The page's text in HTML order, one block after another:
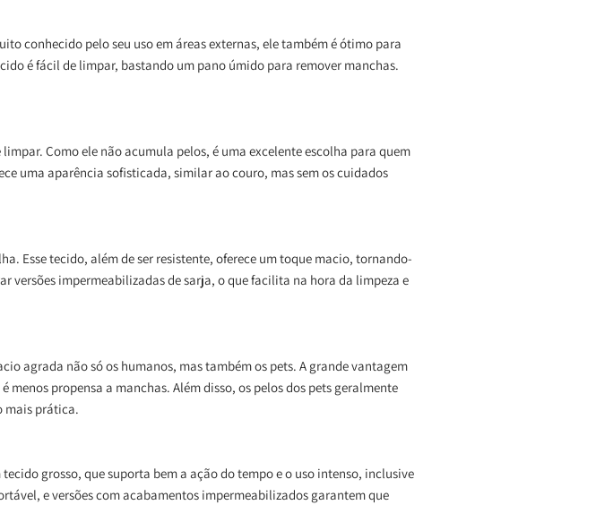
conhecido pelo seu uso em áreas externas, ele também é ótimo para
é fácil de limpar, bastando um pano úmido para remover manchas.
Como ele não acumula pelos, é uma excelente escolha para quem
uma aparência sofisticada, similar ao couro, mas sem os cuidados
Esse tecido, além de ser resistente, oferece um toque macio, tornando-
versões impermeabilizadas de sarja, o que facilita na hora da limpeza e
agrada não só os humanos, mas também os pets. A grande vantagem
propensa a manchas. Além disso, os pelos dos pets geralmente
mais prática.
grosso, que suporta bem a ação do tempo e o uso intenso, inclusive
e versões com acabamentos impermeabilizados garantem que